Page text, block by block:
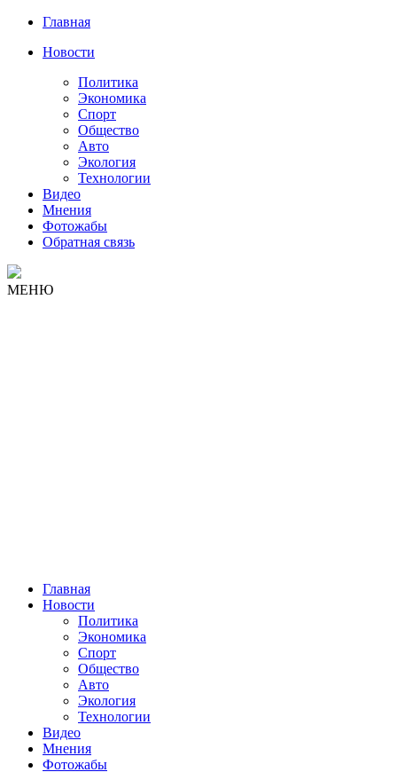
Главная
Новости
Политика
Экономика
Спорт
Общество
Авто
Экология
Технологии
Видео
Мнения
Фотожабы
Обратная связь
МЕНЮ
Главная
Новости
Политика
Экономика
Спорт
Общество
Авто
Экология
Технологии
Видео
Мнения
Фотожабы